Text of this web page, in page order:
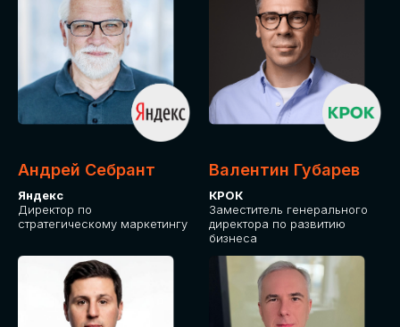
Андрей Себрант
Яндекс
Директор по
стратегическому маркетингу
Валентин Губарев
КРОК
Заместитель генерального
директора по развитию
бизнеса